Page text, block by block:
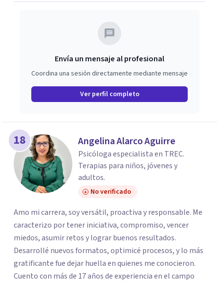
Envía un mensaje al profesional
Coordina una sesión directamente mediante mensaje
Ver perfil completo
18 Angelina Alarco Aguirre
Psicóloga especialista en TREC.
Terapias para niños, jóvenes y
adultos.
No verificado
Amo mi carrera, soy versátil, proactiva y responsable. Me
caracterizo por tener iniciativa, compromiso, vencer
miedos, asumir retos y lograr buenos resultados.
Desarrollé nuevos formatos, optimicé procesos, y lo más
gratificante fue dejar huella en quienes me conocieron.
Cuento con más de 17 años de experiencia en el campo